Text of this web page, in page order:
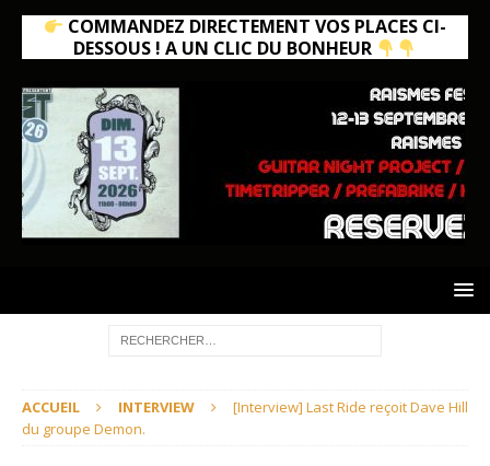
COMMANDEZ DIRECTEMENT VOS PLACES CI-
DESSOUS ! A UN CLIC DU BONHEUR
ACCUEIL INTERVIEW
[Interview] Last Ride reçoit Dave Hill
du groupe Demon.